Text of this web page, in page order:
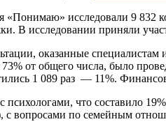
исследовали 9 832
В исследовании приняли
оказанные
от общего числа, было
1 089 раз — 11%.
что составило
с вопросами по семейным